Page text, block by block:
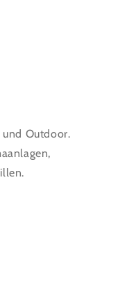
Outdoor.